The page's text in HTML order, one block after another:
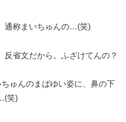
通称まいちゅんの…(笑)
反省文だから。ふざけてんの？
ゅんのまばゆい姿に、鼻の下
笑)